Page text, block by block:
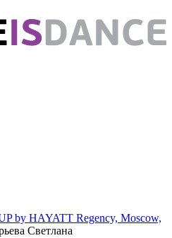
by HAYATT Regency, Moscow,
Светлана